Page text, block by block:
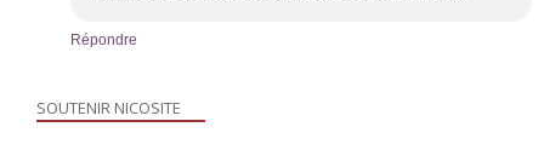
Répondre
SOUTENIR NICOSITE